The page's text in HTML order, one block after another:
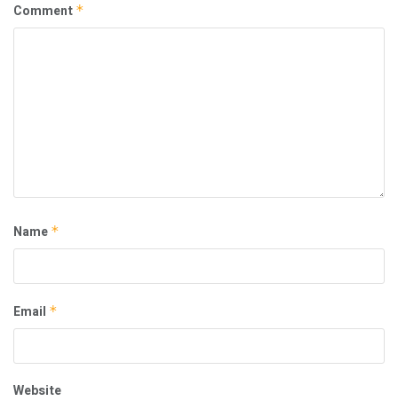
Comment *
Name *
Email *
Website